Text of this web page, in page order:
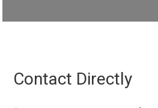
Contact Directly